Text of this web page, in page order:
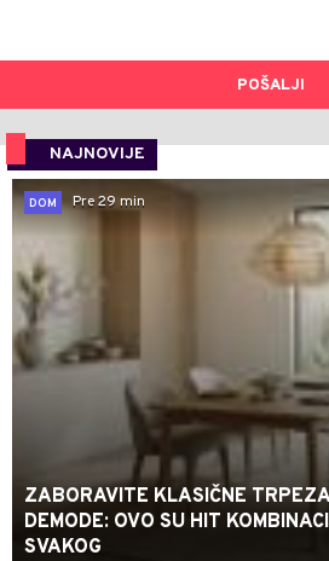
POŠALJI
NAJNOVIJE
DOM
Pre 29 min
ZABORAVITE KLASIČNE
DEMODE: OVO SU HIT
SVAKOG